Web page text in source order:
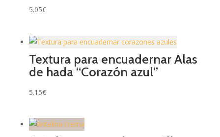
5.05€
Textura para encuadernar Alas
de hada “Corazón azul”
5.15€